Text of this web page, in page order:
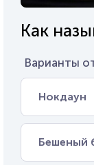
Как
Варианты
Нокдаун
Бешеный